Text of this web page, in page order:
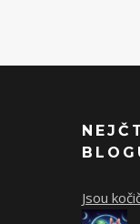
Jsou